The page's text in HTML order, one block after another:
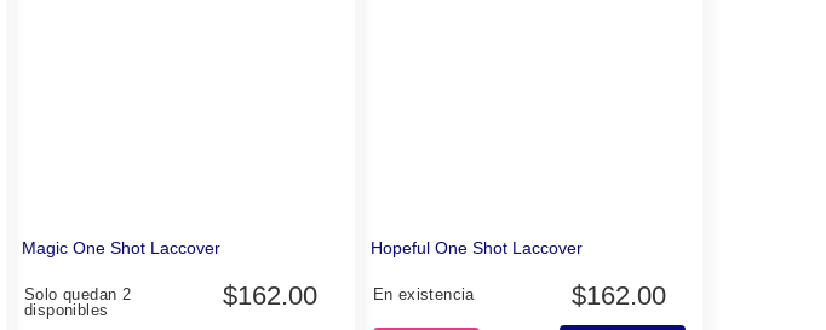
Magic One Shot Laccover
Solo quedan 2
disponibles
$162.00
Hopeful One Shot Laccover
En existencia $162.00